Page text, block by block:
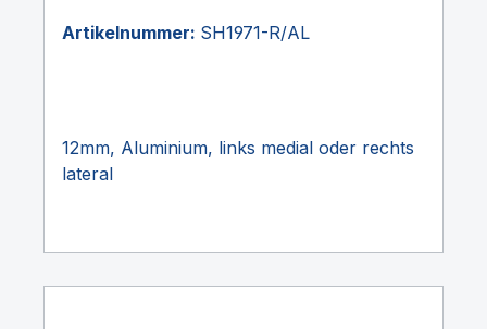
Artikelnummer: SH1971-R/AL
12mm, Aluminium, links medial oder rechts
lateral